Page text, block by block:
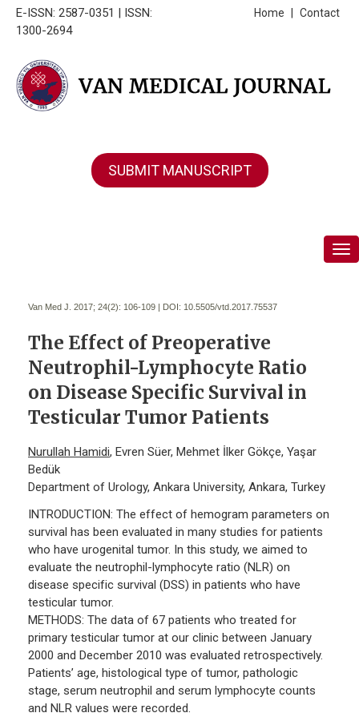
E-ISSN: 2587-0351 | ISSN:
1300-2694
Contact
Home
SUBMIT MANUSCRIPT
Van Med J. 2017; 24(2): 106-109 | DOI: 10.5505/vtd.2017.75537
The Effect of Preoperative
Neutrophil-Lymphocyte Ratio
on Disease Specific Survival in
Testicular Tumor Patients
Nurullah Hamidi, Evren Süer, Mehmet İlker Gökçe, Yaşar
Bedük
Department of Urology, Ankara University, Ankara, Turkey
INTRODUCTION: The effect of hemogram parameters on
survival has been evaluated in many studies for patients
who have urogenital tumor. In this study, we aimed to
evaluate the neutrophil-lymphocyte ratio (NLR) on
disease specific survival (DSS) in patients who have
testicular tumor.
METHODS: The data of 67 patients who treated for
primary testicular tumor at our clinic between January
2000 and December 2010 was evaluated retrospectively.
Patients’ age, histological type of tumor, pathologic
stage, serum neutrophil and serum lymphocyte counts
and NLR values were recorded.